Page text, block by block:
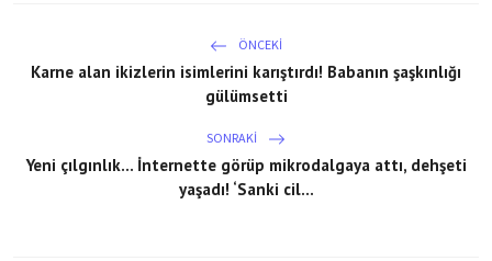
ÖNCEKI
Karne alan ikizlerin isimlerini karıştırdı! Babanın şaşkınlığı
gülümsetti
SONRAKI
Yeni çılgınlık... İnternette görüp mikrodalgaya attı, dehşeti
yaşadı! ‘Sanki cil...